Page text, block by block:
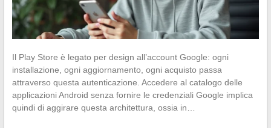
Il Play Store è legato per design all’account Google: ogni
installazione, ogni aggiornamento, ogni acquisto passa
attraverso questa autenticazione. Accedere al catalogo delle
applicazioni Android senza fornire le credenziali Google implica
quindi di aggirare questa architettura, ossia in…